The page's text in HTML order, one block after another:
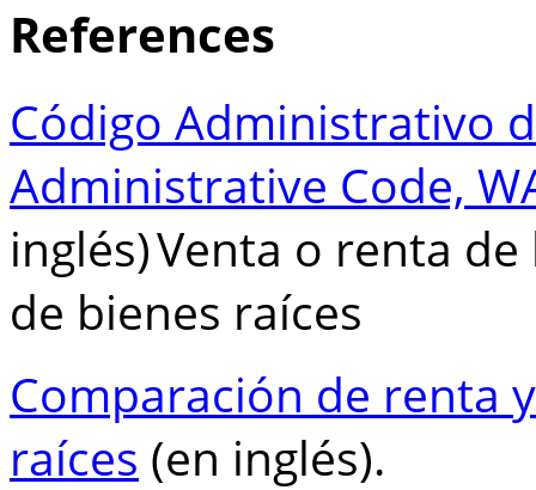
References
Código Administrativo
Administrative Code,
inglés) Venta o renta
de bienes raíces
Comparación de renta
raíces (en inglés).